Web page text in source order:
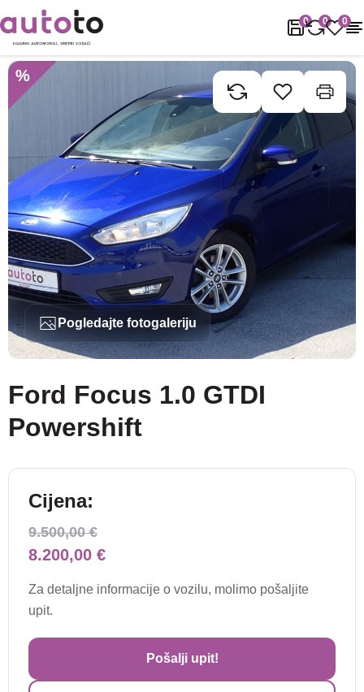
0 0 0
Naslovnica Rabljena vozila Ford Focus 1.0
%
Pogledajte fotogaleriju
Ford Focus 1.0 GTDI
Powershift
Cijena:
9.500,00 €
8.200,00 €
Za detaljne informacije o vozilu, molimo pošaljite
upit.
Pošalji upit!